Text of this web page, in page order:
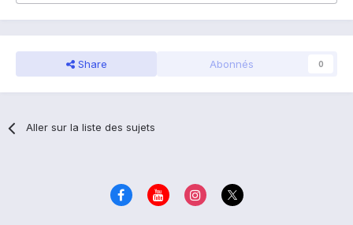
Share Abonnés 0
Aller sur la liste des sujets